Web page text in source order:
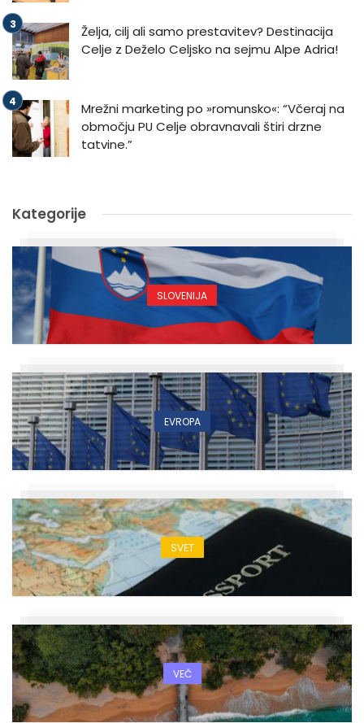
Želja, cilj ali samo prestavitev? Destinacija
Celje z Deželo Celjsko na sejmu Alpe Adria!
Mrežni marketing po »romunsko«: “Včeraj na
območju PU Celje obravnavali štiri drzne
tatvine.”
Kategorije
SLOVENIJA
EVROPA
SVET
VEČ